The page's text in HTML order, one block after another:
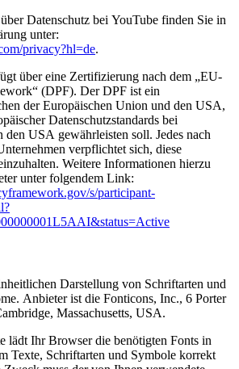
Datenschutz bei YouTube finden Sie in
unter:
privacy?hl=de.
über eine Zertifizierung nach dem „EU-
(DPF). Der DPF ist ein
der Europäischen Union und den USA,
Datenschutzstandards bei
den USA gewährleisten soll. Jedes nach
verpflichtet sich, diese
Weitere Informationen hierzu
unter folgendem Link:
s/participant-
Darstellung von Schriftarten und
Anbieter ist die Fonticons, Inc., 6 Porter
Massachusetts, USA.
lädt Ihr Browser die benötigten Fonts in
Texte, Schriftarten und Symbole korrekt